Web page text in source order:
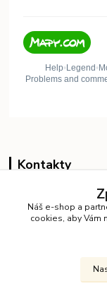
Kontakty
Vlastimil
+420
Náš e-shop a
cookies, aby Vám